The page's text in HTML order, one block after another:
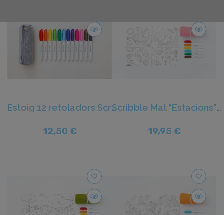
Estoig 12 retoladors Scribble Mat - Juegaconmigo
12,50 €
Scribble Mat "Estacions" - Juegaconmigo
19,95 €
favorite_border favorite_border